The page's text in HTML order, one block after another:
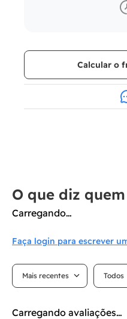
Calcular o
Carregando…
Faça login para escrever
Mais recentes Todos
Carregando avaliações…